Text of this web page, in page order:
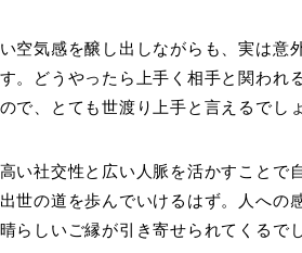
空気感を醸し出しながらも、実は意
。どうやったら上手く相手と関われ
で、とても世渡り上手と言えるでしょ
い社交性と広い人脈を活かすことで
世の道を歩んでいけるはず。人への
らしいご縁が引き寄せられてくるで